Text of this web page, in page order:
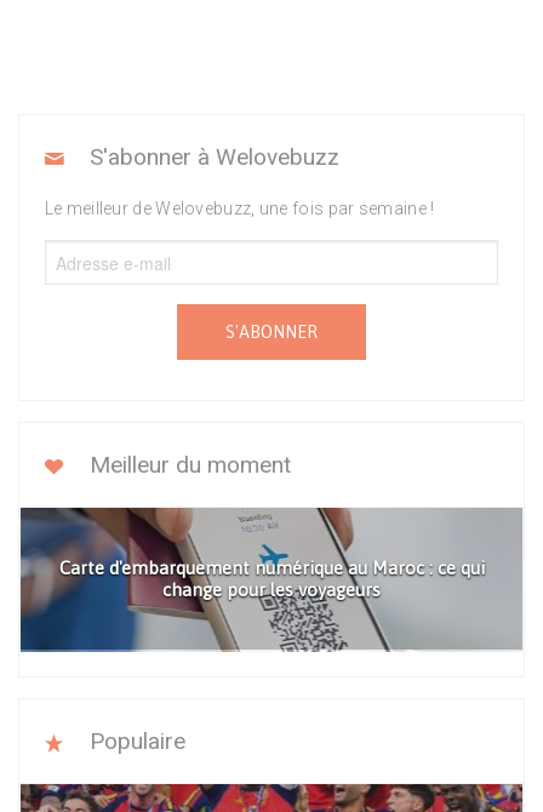
S'abonner à Welovebuzz
Le meilleur de Welovebuzz, une fois par semaine !
S'ABONNER
Meilleur du moment
Carte d'embarquement numérique au Maroc : ce qui
change pour les voyageurs
Populaire